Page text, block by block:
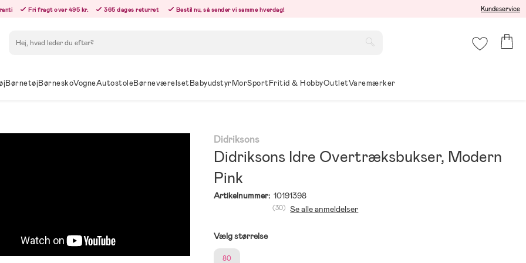
Fri fragt over 495 kr. 365 dages returret Bestil nu, så sender vi samme hverdag! Kundeservice
BørnetøjBørneskoVogneAutostoleBørneværelsetBabyudstyrMorSportFritid & HobbyOutletVaremærker
Didriksons
Didriksons Idre Overtræksbukser, Modern
Pink
Artikelnummer: 10191398
(30) Se alle anmeldelser
Vælg størrelse
80